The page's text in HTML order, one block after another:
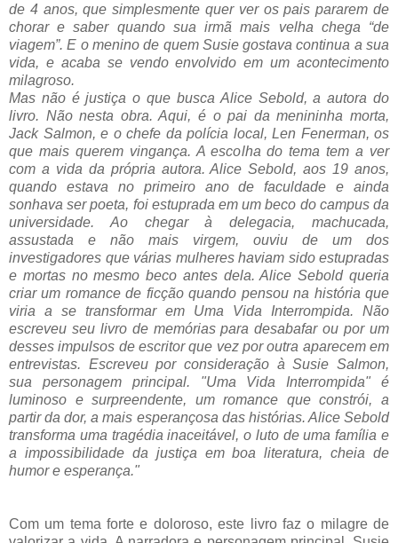
de 4 anos, que simplesmente quer ver os pais pararem de
chorar e saber quando sua irmã mais velha chega “de
viagem”. E o menino de quem Susie gostava continua a sua
vida, e acaba se vendo envolvido em um acontecimento
milagroso.
Mas não é justiça o que busca Alice Sebold, a autora do
livro. Não nesta obra. Aqui, é o pai da menininha morta,
Jack Salmon, e o chefe da polícia local, Len Fenerman, os
que mais querem vingança. A escolha do tema tem a ver
com a vida da própria autora. Alice Sebold, aos 19 anos,
quando estava no primeiro ano de faculdade e ainda
sonhava ser poeta, foi estuprada em um beco do campus da
universidade. Ao chegar à delegacia, machucada,
assustada e não mais virgem, ouviu de um dos
investigadores que várias mulheres haviam sido estupradas
e mortas no mesmo beco antes dela. Alice Sebold queria
criar um romance de ficção quando pensou na história que
viria a se transformar em Uma Vida Interrompida. Não
escreveu seu livro de memórias para desabafar ou por um
desses impulsos de escritor que vez por outra aparecem em
entrevistas. Escreveu por consideração à Susie Salmon,
sua personagem principal. "Uma Vida Interrompida" é
luminoso e surpreendente, um romance que constrói, a
partir da dor, a mais esperançosa das histórias. Alice Sebold
transforma uma tragédia inaceitável, o luto de uma família e
a impossibilidade da justiça em boa literatura, cheia de
humor e esperança."
Com um tema forte e doloroso, este livro faz o milagre de